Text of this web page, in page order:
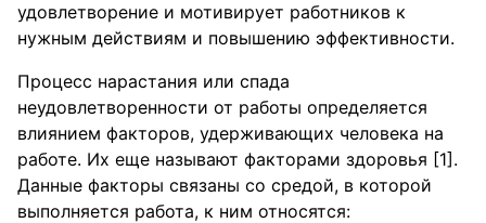
удовлетворение и мотивирует работников к
нужным действиям и повышению эффективности.
Процесс нарастания или спада
неудовлетворенности от работы определяется
влиянием факторов, удерживающих человека на
работе. Их еще называют факторами здоровья [1].
Данные факторы связаны со средой, в которой
выполняется работа, к ним относятся: